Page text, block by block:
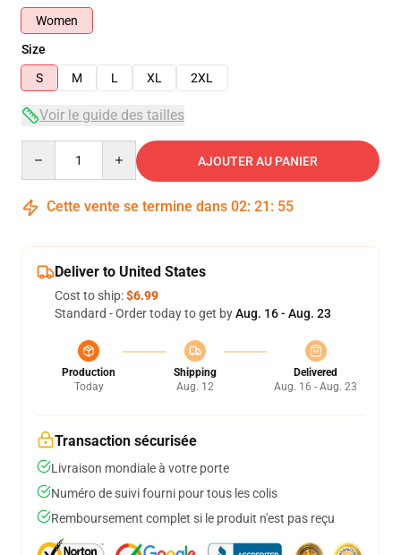
Women
Size
S
M L XL 2XL
Voir le guide des tailles
AJOUTER AU PANIER
Cette vente se termine dans 02: 21 : 54
Deliver to United States
Cost to ship:$6.99
Standard - Order today to get byAug. 16 - Aug. 23
Production
Today
Shipping
Aug. 12
Delivered
Aug. 16 - Aug. 23
Transaction sécurisée
Livraison mondiale à votre porte
Numéro de suivi fourni pour tous les colis
Remboursement complet si le produit n'est pas reçu